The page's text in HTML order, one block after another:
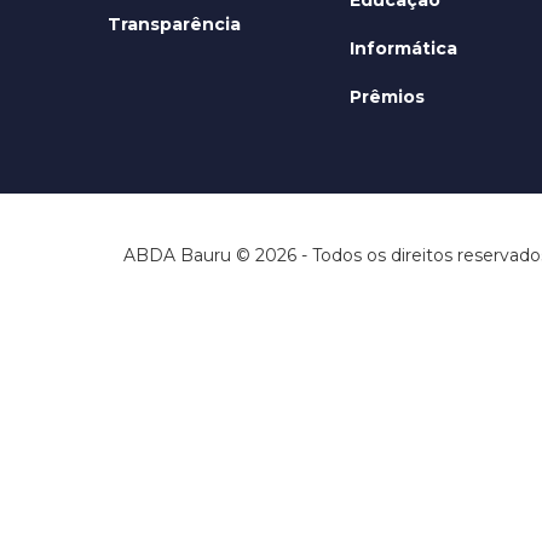
Transparência
Informática
Prêmios
ABDA Bauru © 2026 - Todos os direitos